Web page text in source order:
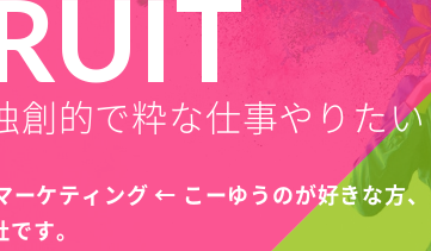
創的で粋な仕事やりた
ーケティング ← こーゆうのが好きな方、
す。